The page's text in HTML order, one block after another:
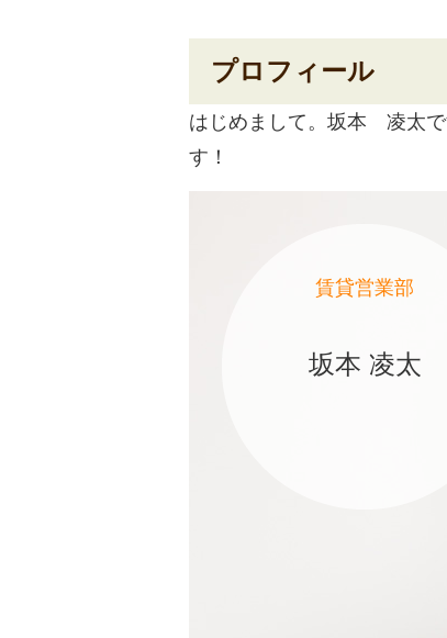
プロフィール
はじめまして。坂本 凌太で
賃貸営業部
坂本 凌太